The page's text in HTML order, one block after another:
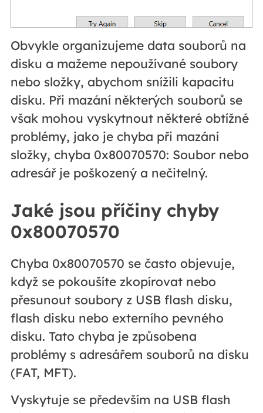
Obvykle organizujeme data souborů na
disku a mažeme nepoužívané soubory
nebo složky, abychom snížili kapacitu
disku. Při mazání některých souborů se
však mohou vyskytnout některé obtížné
problémy, jako je chyba při mazání
složky, chyba 0x80070570: Soubor nebo
adresář je poškozený a nečitelný.
Jaké jsou příčiny chyby
0x80070570
Chyba 0x80070570 se často objevuje,
když se pokoušíte zkopírovat nebo
přesunout soubory z USB flash disku,
flash disku nebo externího pevného
disku. Tato chyba je způsobena
problémy s adresářem souborů na disku
(FAT, MFT).
Vyskytuje se především na USB flash